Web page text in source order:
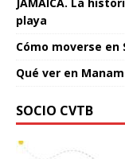
JAMAICA. La
playa
Cómo moverse
Qué ver en
SOCIO CVTB